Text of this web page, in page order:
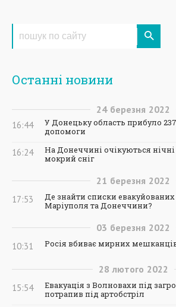
Останні новини
24 березня 2022
16:44
У Донецьку область прибуло
допомоги
16:24
На Донеччині очікуються
мокрий сніг
21 березня 2022
17:53
Де знайти списки
Маріуполя та Донеччини?
03 березня 2022
10:31 Росія вбиває мирних
28 лютого 2022
15:54
Евакуація з Волновахи під
потрапив під артобстріл